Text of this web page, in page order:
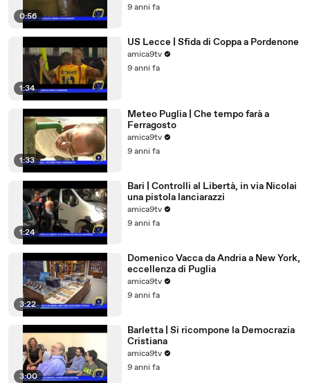
0:56
9 anni fa
1:34
US Lecce | Sfida di Coppa a Pordenone
amica9tv
9 anni fa
1:33
Meteo Puglia | Che tempo farà a
Ferragosto
amica9tv
9 anni fa
1:24
Bari | Controlli al Libertà, in via Nicolai
una pistola lanciarazzi
amica9tv
9 anni fa
3:22
Domenico Vacca da Andria a New York,
eccellenza di Puglia
amica9tv
9 anni fa
3:00
Barletta | Si ricompone la Democrazia
Cristiana
amica9tv
9 anni fa